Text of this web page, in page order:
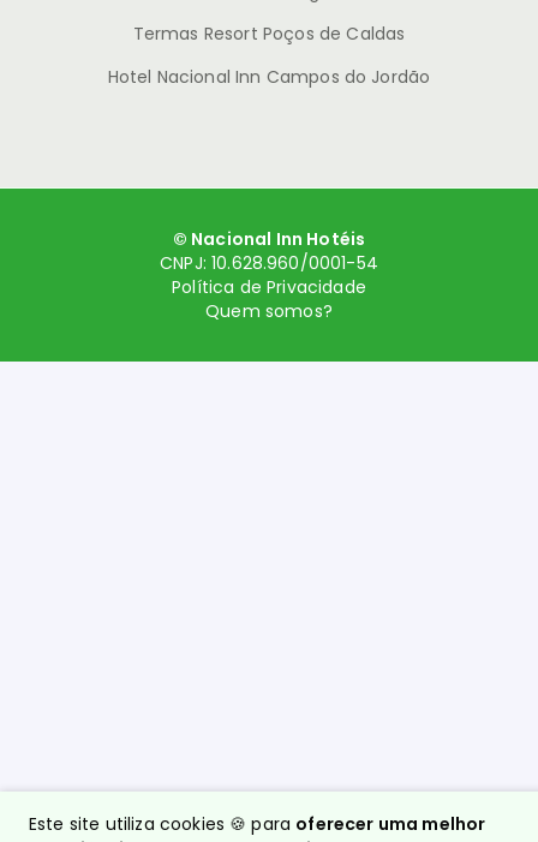
Termas Resort Poços de Caldas
Hotel Nacional Inn Campos do Jordão
© Nacional Inn Hotéis
CNPJ: 10.628.960/0001-54
Política de Privacidade
Quem somos?
Este site utiliza cookies 🍪 para oferecer uma melhor